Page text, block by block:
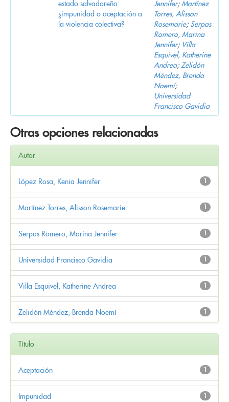
estado salvadoreño:
¿impunidad o aceptación a
la violencia colectiva?
Jennifer;Martínez
Torres, Alisson
Rosemarie; Serpas
Romero, Marina
Jennifer; Villa
Esquivel, Katherine
Andrea; Zelidón
Méndez, Brenda
Noemí;
Universidad
Francisco Gavidia
Otras opciones relacionadas
Autor
1
López Rosa, Kenia Jennifer
1
Martínez Torres, Alisson Rosemarie
1
Serpas Romero, Marina Jennifer
1
Universidad Francisco Gavidia
1
Villa Esquivel, Katherine Andrea
1
Zelidón Méndez, Brenda Noemí
Título
1
Aceptación
1
Impunidad